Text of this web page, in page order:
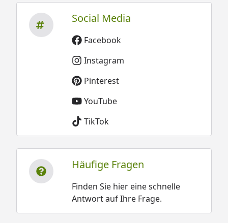
Social Media
Facebook
Instagram
Pinterest
YouTube
TikTok
Häufige Fragen
Finden Sie hier eine schnelle
Antwort auf Ihre Frage.